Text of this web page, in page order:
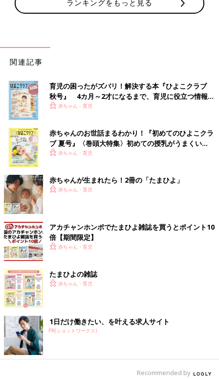
ランキングをもっと見る
関連記事
育児の困ったがズバリ！解決する本『ひよこクラブ
秋号』 4カ月～2才になるまで、育児に役立つ情報が
いっぱい！
赤ちゃん・育児
赤ちゃんのお世話まるわかり！『初めてのひよこクラ
ブ 夏号』〈巻頭大特集〉初めての授乳がうまくい
く！ おっぱい・ミルクの基本と夏のトラブル 解決テ
赤ちゃん・育児
赤ちゃんが生まれたら！2冊の「たまひよ」
赤ちゃん・育児
アカチャンホンポでたまひよ雑誌を買うとポイント10
倍【期間限定】
赤ちゃん・育児
たまひよの雑誌
赤ちゃん・育児
1日だけ働きたい、を叶える求人サイト
PR(ショットワークス)
Recommended by